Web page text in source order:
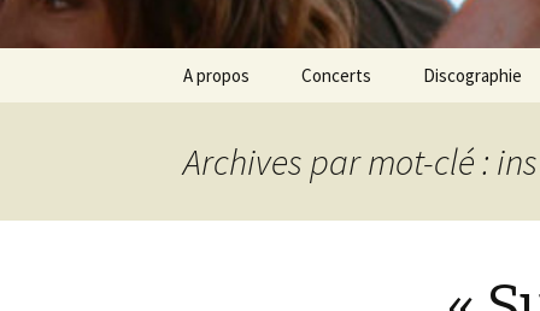
A propos Concerts Discographie
Archives par mot-clé :